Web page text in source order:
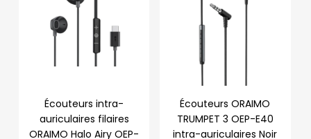
Écouteurs intra-
auriculaires filaires
ORAIMO Halo Airy OEP-
Écouteurs ORAIMO
TRUMPET 3 OEP-E40
intra-auriculaires Noir